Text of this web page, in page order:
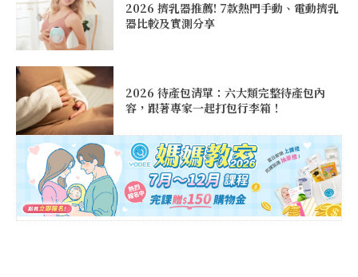
2026 擠乳器推薦! 7款熱門手動、電動擠乳
器比較及實測分享
2026 待產包清單：六大類完整待產包內
容，跟著專家一起打包行李箱！